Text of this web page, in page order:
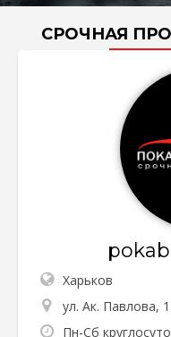
СРОЧНАЯ
Харьков
ул. Ак. Павлова,
Пн-Сб